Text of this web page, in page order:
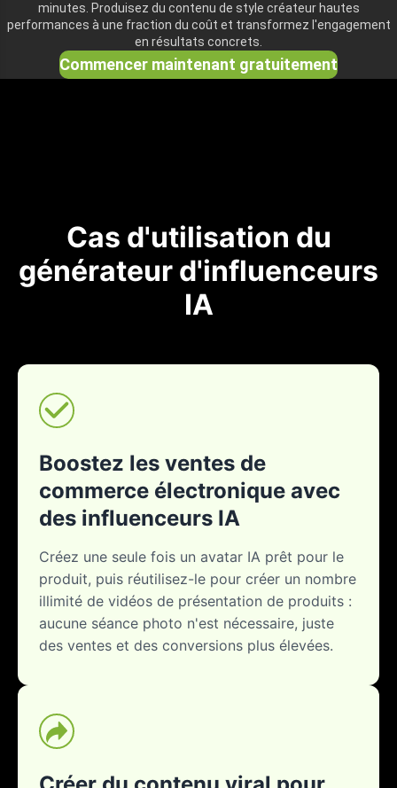
minutes. Produisez du contenu de style créateur hautes
performances à une fraction du coût et transformez l'engagement
en résultats concrets.
Commencer maintenant gratuitement
Cas d'utilisation du
générateur d'influenceurs
IA
Boostez les ventes de
commerce électronique avec
des influenceurs IA
Créez une seule fois un avatar IA prêt pour le
produit, puis réutilisez-le pour créer un nombre
illimité de vidéos de présentation de produits :
aucune séance photo n'est nécessaire, juste
des ventes et des conversions plus élevées.